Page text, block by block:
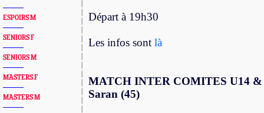
ESPOIRS M
SENIORS F
SENIORS M
MASTERS F
MASTERS M
Départ à 19h30
Les infos sont là
MATCH INTER COMITES U14 &
Saran (45)